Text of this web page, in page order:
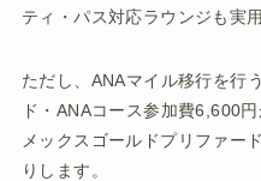
ティ・パス対応ラウンジも実
ただし、ANAマイル移行を行
ド・ANAコース参加費6,600
メックスゴールドプリファー
りします。